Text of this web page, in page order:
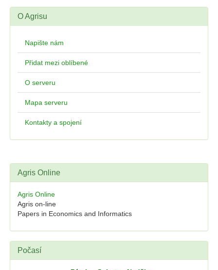
O Agrisu
Napište nám
Přidat mezi oblíbené
O serveru
Mapa serveru
Kontakty a spojení
Agris Online
Agris Online
Agris on-line
Papers in Economics and Informatics
Počasí